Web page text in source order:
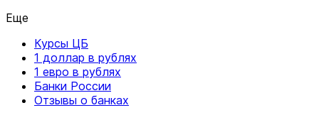
Еще
Курсы ЦБ
1 доллар в рублях
1 евро в рублях
Банки России
Отзывы о банках